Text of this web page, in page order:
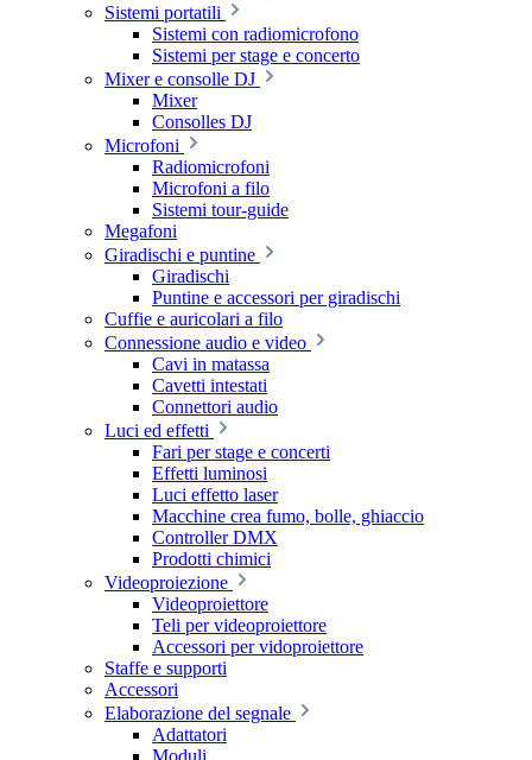
Sistemi portatili
Sistemi con radiomicrofono
Sistemi per stage e concerto
Mixer e consolle DJ
Mixer
Consolles DJ
Microfoni
Radiomicrofoni
Microfoni a filo
Sistemi tour-guide
Megafoni
Giradischi e puntine
Giradischi
Puntine e accessori per giradischi
Cuffie e auricolari a filo
Connessione audio e video
Cavi in matassa
Cavetti intestati
Connettori audio
Luci ed effetti
Fari per stage e concerti
Effetti luminosi
Luci effetto laser
Macchine crea fumo, bolle, ghiaccio
Controller DMX
Prodotti chimici
Videoproiezione
Videoproiettore
Teli per videoproiettore
Accessori per vidoproiettore
Staffe e supporti
Accessori
Elaborazione del segnale
Adattatori
Moduli